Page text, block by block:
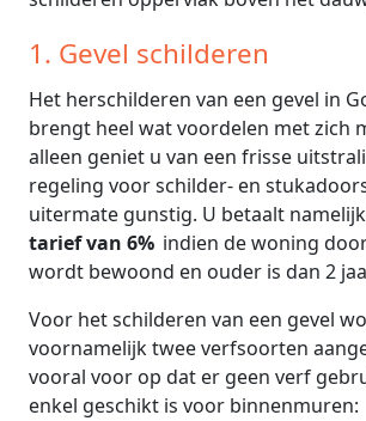
1. Gevel schilderen
Het herschilderen van een gevel in
brengt heel wat voordelen met zich
alleen geniet u van een frisse
regeling voor schilder- en
uitermate gunstig. U betaalt
tarief van 6% indien de woning
wordt bewoond en ouder is dan 2
Voor het schilderen van een gevel
voornamelijk twee verfsoorten
vooral voor op dat er geen verf
enkel geschikt is voor binnenmuren: